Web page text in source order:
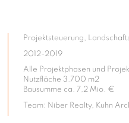
Projektsteuerung,
2012-2019
Alle Projektphasen und
Nutzfläche 3.700 m2
Bausumme ca. 7,2 Mio. €
Team: Niber Realty, Kuhn